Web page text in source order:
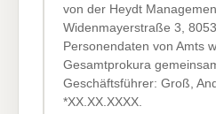
von der Heydt
Widenmayerstraße 3,
Personendaten von Amts
Gesamtprokura
Geschäftsführer: Groß,
*XX.XX.XXXX.